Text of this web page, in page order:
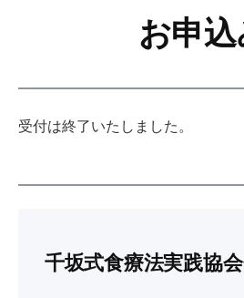
お申
受付は終了いたしました。
千坂式食療法実践協